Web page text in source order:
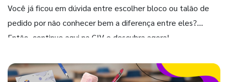
Você já ficou em dúvida entre escolher bloco ou talão de
pedido por não conhecer bem a diferença entre eles?
Então, continue aqui na GIV e descubra agora!